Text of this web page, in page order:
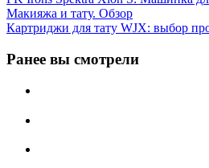
Макияжа и тату. Обзор
Картриджи для тату WJX: выбор
Ранее вы смотрели